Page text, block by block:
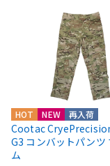
HOT NEW 再入荷
Cootac
G3 コンバットパンツ
ム